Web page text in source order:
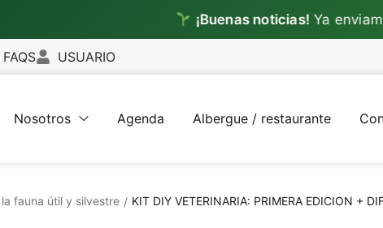
¡Buenas noticias!Ya enviamos
FAQS USUARIO
Nosotros Agenda Albergue / restaurante
fauna útil y silvestre / KIT DIY VETERINARIA: PRIMERA EDICION +